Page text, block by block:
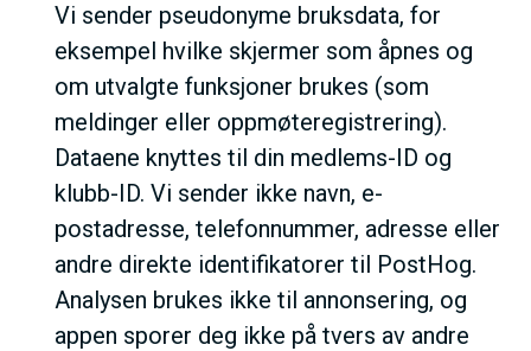
Vi sender pseudonyme bruksdata, for
eksempel hvilke skjermer som åpnes og
om utvalgte funksjoner brukes (som
meldinger eller oppmøteregistrering).
Dataene knyttes til din medlems-ID og
klubb-ID. Vi sender ikke navn, e-
postadresse, telefonnummer, adresse eller
andre direkte identifikatorer til PostHog.
Analysen brukes ikke til annonsering, og
appen sporer deg ikke på tvers av andre